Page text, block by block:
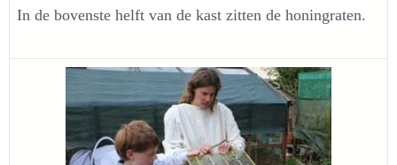
In de bovenste helft van de kast zitten de honingraten.